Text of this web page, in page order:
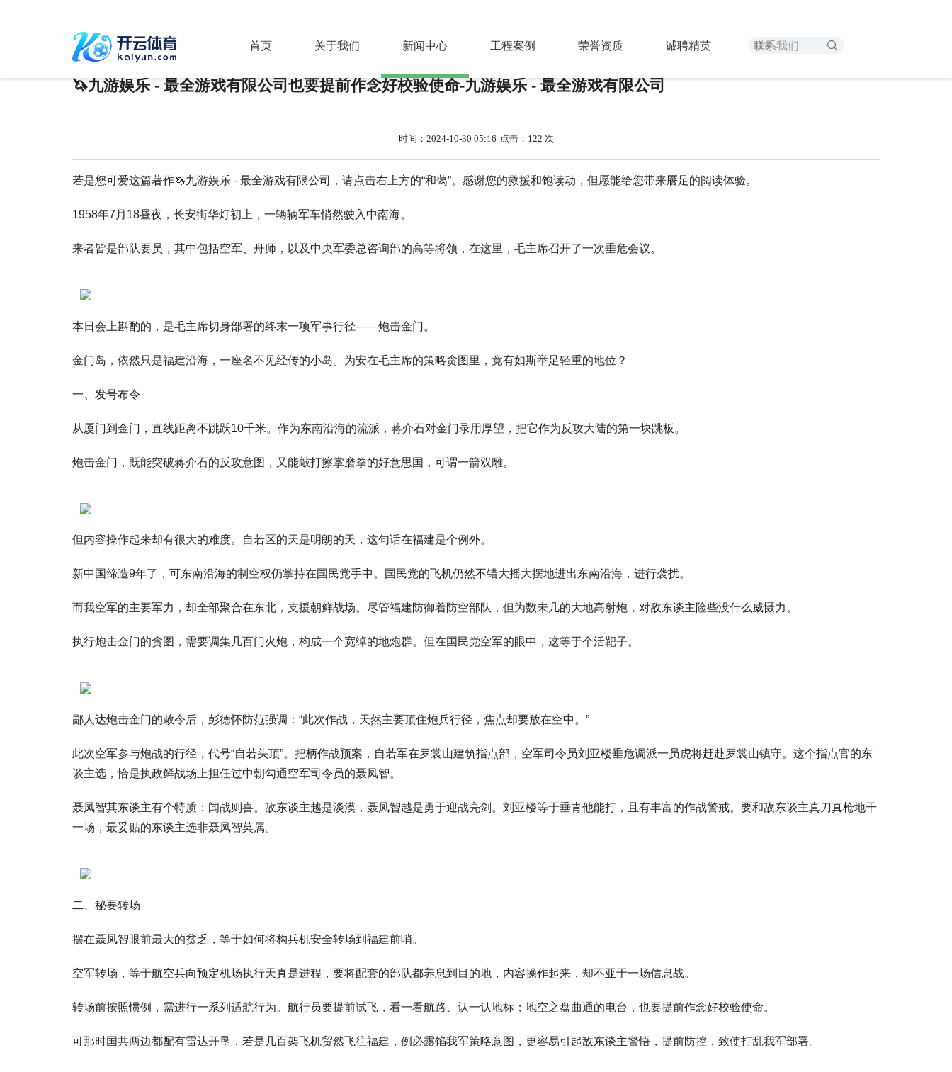
首页 关于我们 新闻中心 工程案例 荣誉资质 诚聘精英 联系我们
你的位置：九游娱乐 - 最全游戏有限公司
🦄九游娱乐 - 最全游戏有限公司也要提前作念好校验使命-九游娱乐 - 最全游戏有限公司
时间：2024-10-30 05:16 点击：122 次
若是您可爱这篇著作🦄九游娱乐 - 最全游戏有限公司，请点击右上方的“和蔼”。感谢您的救援和饱读动，但愿能给您带来餍足的阅读体验。
1958年7月18昼夜，长安街华灯初上，一辆辆军车悄然驶入中南海。
来者皆是部队要员，其中包括空军、舟师，以及中央军委总咨询部的高等将领，在这里，毛主席召开了一次垂危会议。
本日会上斟酌的，是毛主席切身部署的终末一项军事行径——炮击金门。
金门岛，依然只是福建沿海，一座名不见经传的小岛。为安在毛主席的策略贪图里，竟有如斯举足轻重的地位？
一、发号布令
从厦门到金门，直线距离不跳跃10千米。作为东南沿海的流派，蒋介石对金门录用厚望，把它作为反攻大陆的第一块跳板。
炮击金门，既能突破蒋介石的反攻意图，又能敲打擦掌磨拳的好意思国，可谓一箭双雕。
但内容操作起来却有很大的难度。自若区的天是明朗的天，这句话在福建是个例外。
新中国缔造9年了，可东南沿海的制空权仍掌持在国民党手中。国民党的飞机仍然不错大摇大摆地进出东南沿海，进行袭扰。
而我空军的主要军力，却全部聚合在东北，支援朝鲜战场。尽管福建防御着防空部队，但为数未几的大地高射炮，对敌东谈主险些没什么威慑力。
执行炮击金门的贪图，需要调集几百门火炮，构成一个宽绰的地炮群。但在国民党空军的眼中，这等于个活靶子。
鄙人达炮击金门的敕令后，彭德怀防范强调：“此次作战，天然主要顶住炮兵行径，焦点却要放在空中。”
此次空军参与炮战的行径，代号“自若头顶”。把柄作战预案，自若军在罗裳山建筑指点部，空军司令员刘亚楼垂危调派一员虎将赶赴罗裳山镇守。这个指点官的东
谈主选，恰是执政鲜战场上担任过中朝勾通空军司令员的聂凤智。
聂凤智其东谈主有个特质：闻战则喜。敌东谈主越是淡漠，聂凤智越是勇于迎战亮剑。刘亚楼等于垂青他能打，且有丰富的作战警戒。要和敌东谈主真刀真枪地干
一场，最妥贴的东谈主选非聂凤智莫属。
二、秘要转场
摆在聂凤智眼前最大的贫乏，等于如何将构兵机安全转场到福建前哨。
空军转场，等于航空兵向预定机场执行天真是进程，要将配套的部队都养息到目的地，内容操作起来，却不亚于一场信息战。
转场前按照惯例，需进行一系列适航行为。航行员要提前试飞，看一看航路、认一认地标；地空之盘曲通的电台，也要提前作念好校验使命。
可那时国共两边都配有雷达开垦，若是几百架飞机贸然飞往福建，例必露馅我军策略意图，更容易引起敌东谈主警悟，提前防控，致使打乱我军部署。